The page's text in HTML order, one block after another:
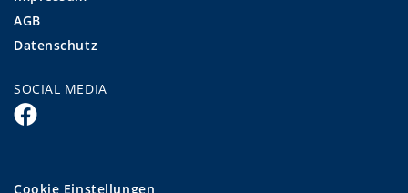
AGB
Datenschutz
SOCIAL MEDIA
Cookie Einstellungen